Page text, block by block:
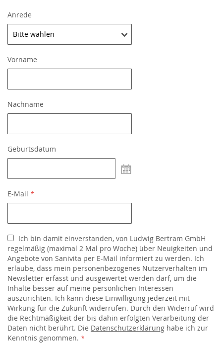
Anrede
Vorname
Nachname
Geburtsdatum
undefined
E-Mail
Ich bin damit einverstanden, von Ludwig Bertram GmbH
regelmäßig (maximal 2 Mal pro Woche) über Neuigkeiten und
Angebote von Sanivita per E-Mail informiert zu werden. Ich
erlaube, dass mein personenbezogenes Nutzerverhalten im
Newsletter erfasst und ausgewertet werden darf, um die
Inhalte besser auf meine persönlichen Interessen
auszurichten. Ich kann diese Einwilligung jederzeit mit
Wirkung für die Zukunft widerrufen. Durch den Widerruf wird
die Rechtmäßigkeit der bis dahin erfolgten Verarbeitung der
Daten nicht berührt. Die Datenschutzerklärung habe ich zur
Kenntnis genommen.